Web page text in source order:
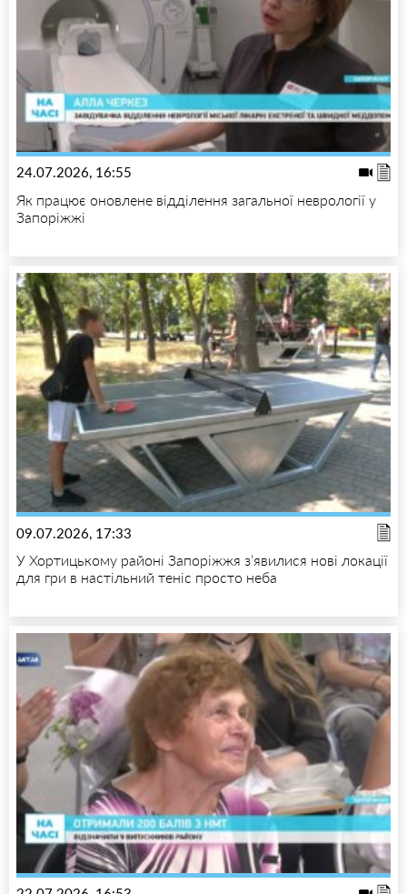
24.07.2026, 16:55
Як працює оновлене відділення загальної неврології у
Запоріжжі
09.07.2026, 17:33
У Хортицькому районі Запоріжжя з’явилися нові локації
для гри в настільний теніс просто неба